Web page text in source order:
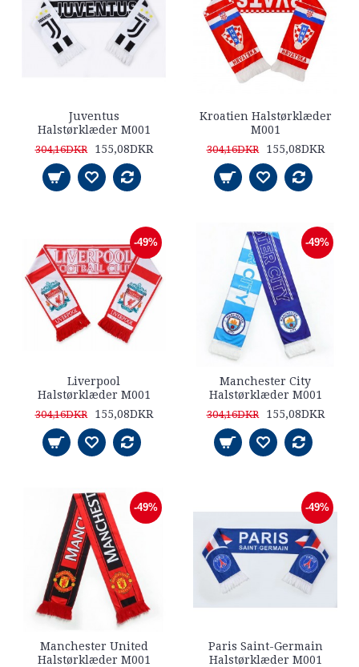
Juventus
Halstørklæder M001
304,16DKR 155,08DKR
Kroatien Halstørklæder
M001
304,16DKR 155,08DKR
-49%
Liverpool
Halstørklæder M001
304,16DKR 155,08DKR
-49%
Manchester City
Halstørklæder M001
304,16DKR 155,08DKR
-49%
Manchester United
Halstørklæder M001
-49%
Paris Saint-Germain
Halstørklæder M001